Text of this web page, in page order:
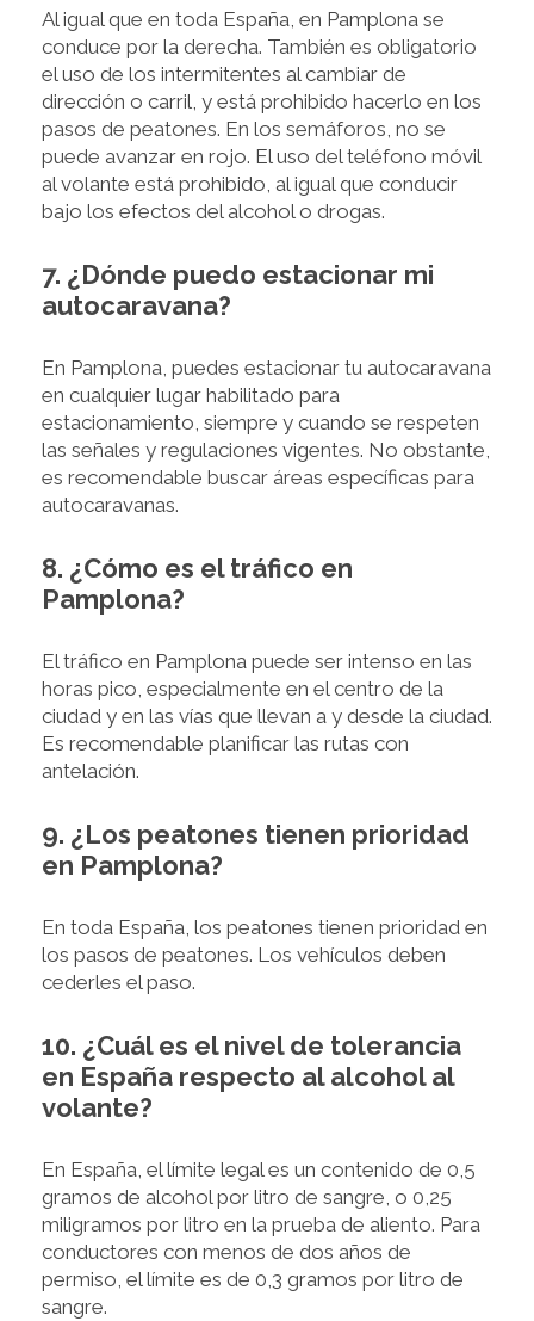
Al igual que en toda España, en Pamplona se
conduce por la derecha. También es obligatorio
el uso de los intermitentes al cambiar de
dirección o carril, y está prohibido hacerlo en los
pasos de peatones. En los semáforos, no se
puede avanzar en rojo. El uso del teléfono móvil
al volante está prohibido, al igual que conducir
bajo los efectos del alcohol o drogas.
7. ¿Dónde puedo estacionar mi
autocaravana?
En Pamplona, puedes estacionar tu autocaravana
en cualquier lugar habilitado para
estacionamiento, siempre y cuando se respeten
las señales y regulaciones vigentes. No obstante,
es recomendable buscar áreas específicas para
autocaravanas.
8. ¿Cómo es el tráfico en
Pamplona?
El tráfico en Pamplona puede ser intenso en las
horas pico, especialmente en el centro de la
ciudad y en las vías que llevan a y desde la ciudad.
Es recomendable planificar las rutas con
antelación.
9. ¿Los peatones tienen prioridad
en Pamplona?
En toda España, los peatones tienen prioridad en
los pasos de peatones. Los vehículos deben
cederles el paso.
10. ¿Cuál es el nivel de tolerancia
en España respecto al alcohol al
volante?
En España, el límite legal es un contenido de 0,5
gramos de alcohol por litro de sangre, o 0,25
miligramos por litro en la prueba de aliento. Para
conductores con menos de dos años de
permiso, el límite es de 0,3 gramos por litro de
sangre.